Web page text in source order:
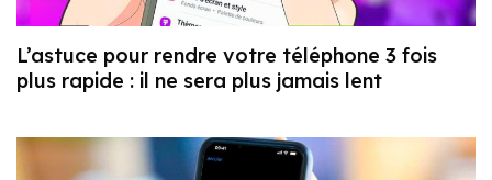
L’astuce pour rendre votre téléphone 3 fois
plus rapide : il ne sera plus jamais lent